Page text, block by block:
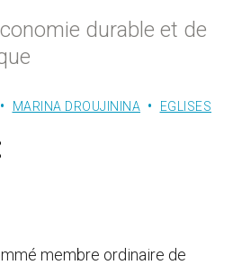
durable et de
MARINA DROUJININA
EGLISES
membre ordinaire de